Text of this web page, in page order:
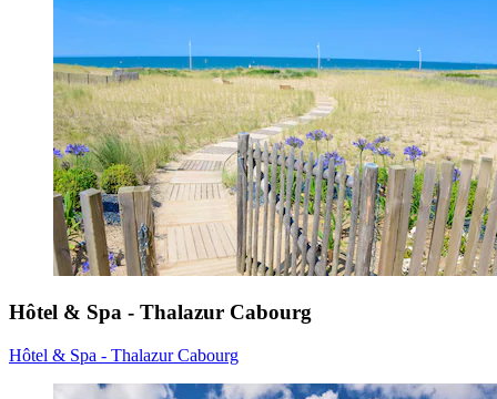
Hôtel & Spa - Thalazur Cabourg
Hôtel & Spa - Thalazur Cabourg